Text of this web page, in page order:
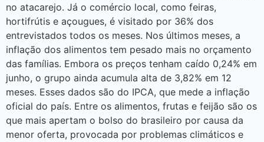
no atacarejo. Já o comércio local, como feiras,
hortifrútis e açougues, é visitado por 36% dos
entrevistados todos os meses. Nos últimos meses, a
inflação dos alimentos tem pesado mais no orçamento
das famílias. Embora os preços tenham caído 0,24% em
junho, o grupo ainda acumula alta de 3,82% em 12
meses. Esses dados são do IPCA, que mede a inflação
oficial do país. Entre os alimentos, frutas e feijão são os
que mais apertam o bolso do brasileiro por causa da
menor oferta, provocada por problemas climáticos e